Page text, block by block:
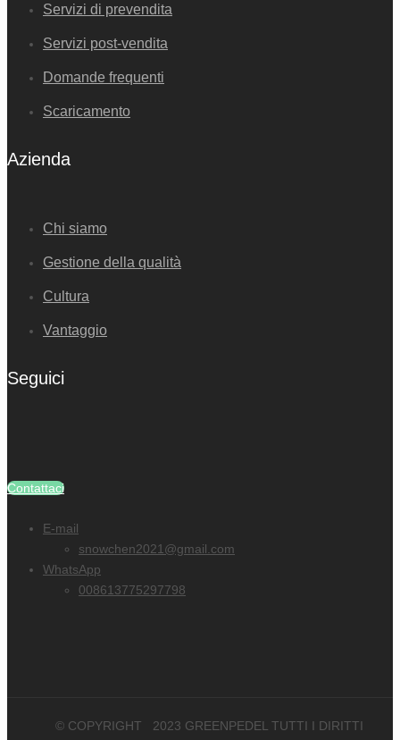
Servizi di prevendita
Servizi post-vendita
Domande frequenti
Scaricamento
Azienda
Chi siamo
Gestione della qualità
Cultura
Vantaggio
Seguici
Contattaci
E-mail
snowchen2021@gmail.com
WhatsApp
008613775297798
© COPYRIGHT 2023 GREENPEDEL TUTTI I DIRITTI